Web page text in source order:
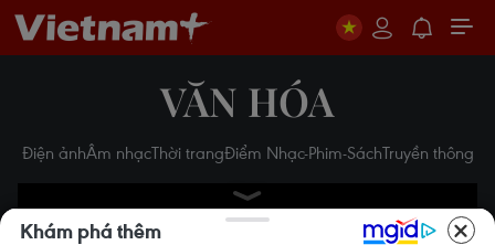
VĂN HÓA
Điện ảnhÂm nhạcThời trangĐiểm Nhạc-Phim-SáchTruyền thông
Khám phá thêm